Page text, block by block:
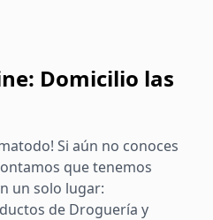
Domicilio las
Si aún no conoces
que tenemos
un solo lugar:
de Droguería y